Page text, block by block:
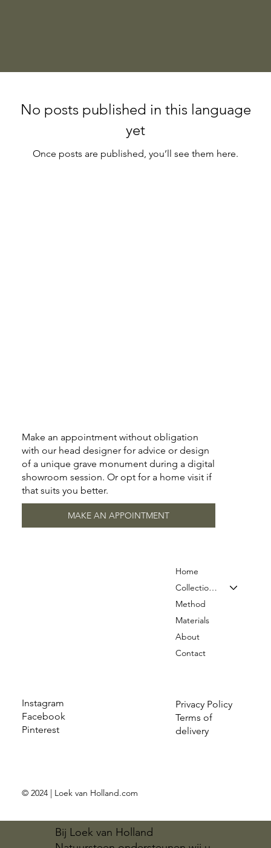
Bij Loek van Holland
No posts published in this language
yet
Once posts are published, you’ll see them here.
Instagram
Facebook
Pinterest
Privacy Policy
Terms of
delivery
Home
Collection & Prices
Method
Materials
About
Contact
© 2024 | Loek van Holland.com
Make an appointment without obligation
with our head designer for advice or design
of a unique grave monument during a digital
showroom session. Or opt for a home visit if
that suits you better.
MAKE AN APPOINTMENT